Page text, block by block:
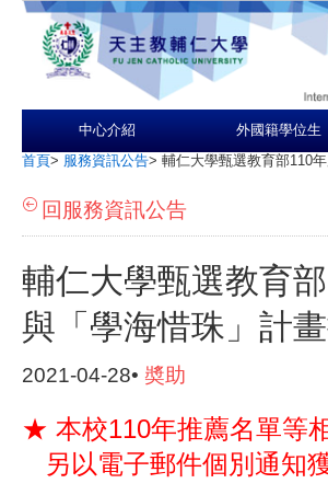
中心介紹 外國籍學位生
首頁> 服務資訊公告> 輔仁大學甄選教育部110
回服務資訊公告
輔仁大學甄選教育
與「學海惜珠」計
2021-04-28• 奬助
★ 本校110年推薦名單等
另以電子郵件個別通知